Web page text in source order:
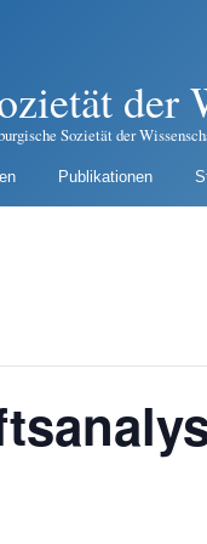
der
Sozietät der
Publikationen